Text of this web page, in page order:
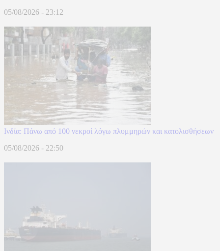
05/08/2026 - 23:12
Ινδία: Πάνω από 100 νεκροί λόγω πλυμμηρών και κατολισθήσεων
05/08/2026 - 22:50